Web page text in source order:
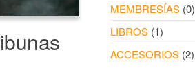
MEMBRESÍAS (0)
LIBROS (1)
ACCESORIOS (2)